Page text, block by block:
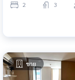
2 3
ขาย